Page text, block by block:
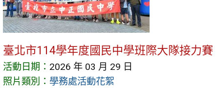
臺北市114學年度國民中學班際大隊接力賽
活動日期： 2026 年 03 月 29 日
照片類別： 學務處活動花絮